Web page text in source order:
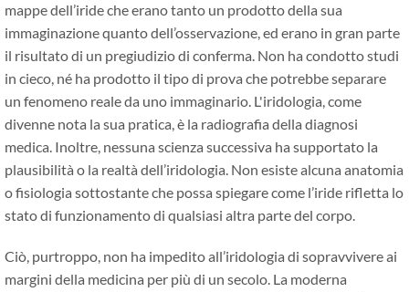
mappe dell’iride che erano tanto un prodotto della sua
immaginazione quanto dell’osservazione, ed erano in gran parte
il risultato di un pregiudizio di conferma. Non ha condotto studi
in cieco, né ha prodotto il tipo di prova che potrebbe separare
un fenomeno reale da uno immaginario. L'iridologia, come
divenne nota la sua pratica, è la radiografia della diagnosi
medica. Inoltre, nessuna scienza successiva ha supportato la
plausibilità o la realtà dell’iridologia. Non esiste alcuna anatomia
o fisiologia sottostante che possa spiegare come l’iride rifletta lo
stato di funzionamento di qualsiasi altra parte del corpo.
Ciò, purtroppo, non ha impedito all’iridologia di sopravvivere ai
margini della medicina per più di un secolo. La moderna